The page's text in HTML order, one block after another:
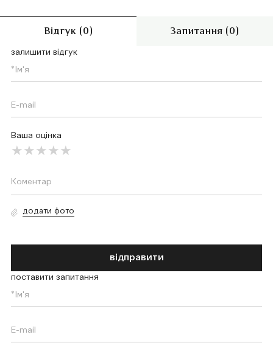
Відгук (0) Запитання (0)
залишити відгук
Ваша оцінка
додати фото
відправити
поставити запитання